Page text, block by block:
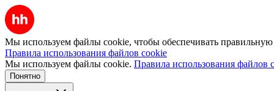
Мы используем файлы cookie, чтобы обеспечивать правильную
Правила использования файлов cookie
Мы используем файлы cookie. Правила использования файлов
Понятно